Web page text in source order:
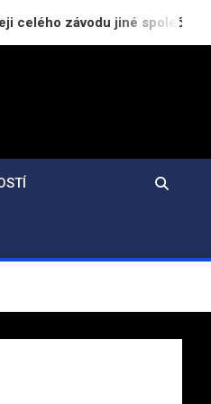
jiné společnosti